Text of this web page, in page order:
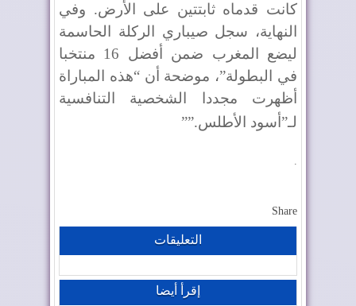
كانت قدماه ثابتتين على الأرض. وفي
النهاية، سجل صيباري الركلة الحاسمة
ليضع المغرب ضمن أفضل 16 منتخبا
في البطولة”، موضحة أن “هذه المباراة
أظهرت مجددا الشخصية التنافسية
لـ”أسود الأطلس””.
.
Share
التعليقات
إقرأ أيضا